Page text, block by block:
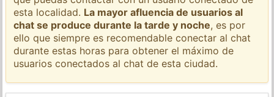
esta localidad. La mayor afluencia de usuarios al
chat se produce durante la tarde y noche, es por
ello que siempre es recomendable conectar al chat
durante estas horas para obtener el máximo de
usuarios conectados al chat de esta ciudad.